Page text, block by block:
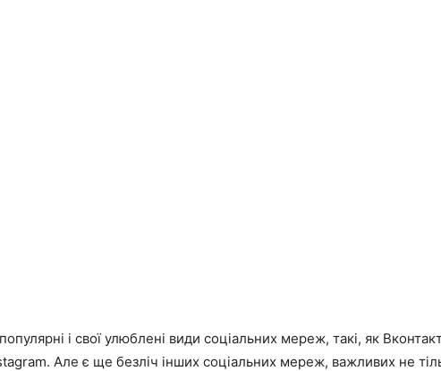
і свої улюблені види соціальних мереж, такі, як
Але є ще безліч інших соціальних мереж, важливих не